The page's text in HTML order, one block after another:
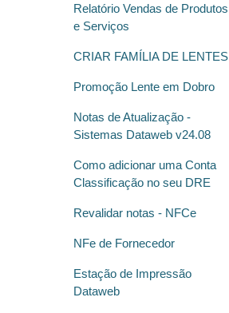
Relatório Vendas de Produtos
e Serviços
CRIAR FAMÍLIA DE LENTES
Promoção Lente em Dobro
Notas de Atualização -
Sistemas Dataweb v24.08
Como adicionar uma Conta
Classificação no seu DRE
Revalidar notas - NFCe
NFe de Fornecedor
Estação de Impressão
Dataweb